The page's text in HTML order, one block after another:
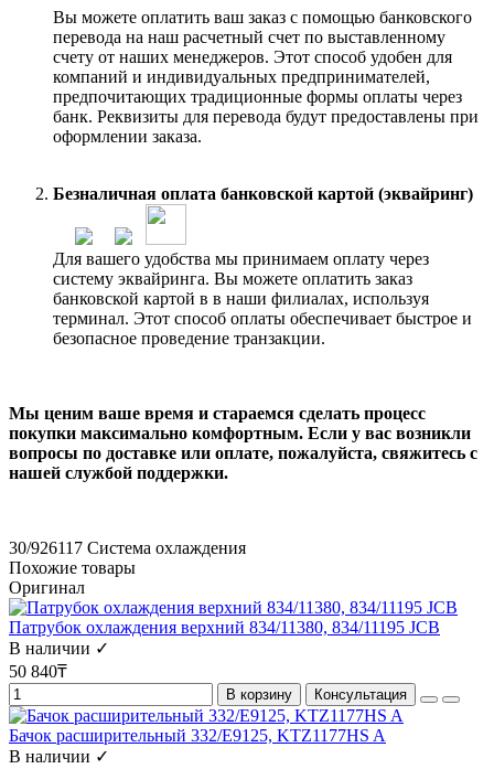
Вы можете оплатить ваш заказ с помощью банковского
перевода на наш расчетный счет по выставленному
счету от наших менеджеров. Этот способ удобен для
компаний и индивидуальных предпринимателей,
предпочитающих традиционные формы оплаты через
банк. Реквизиты для перевода будут предоставлены при
оформлении заказа.
Безналичная оплата банковской картой (эквайринг)
Для вашего удобства мы принимаем оплату через
систему эквайринга. Вы можете оплатить заказ
банковской картой в в наши филиалах, используя
терминал. Этот способ оплаты обеспечивает быстрое и
безопасное проведение транзакции.
Мы ценим ваше время и стараемся сделать процесс
покупки максимально комфортным. Если у вас возникли
вопросы по доставке или оплате, пожалуйста, свяжитесь с
нашей службой поддержки.
30/926117 Система охлаждения
Похожие товары
Оригинал
Патрубок охлаждения верхний 834/11380, 834/11195 JCB
В наличии ✓
50 840₸
В корзину Консультация
Бачок расширительный 332/E9125, KTZ1177HS A
В наличии ✓